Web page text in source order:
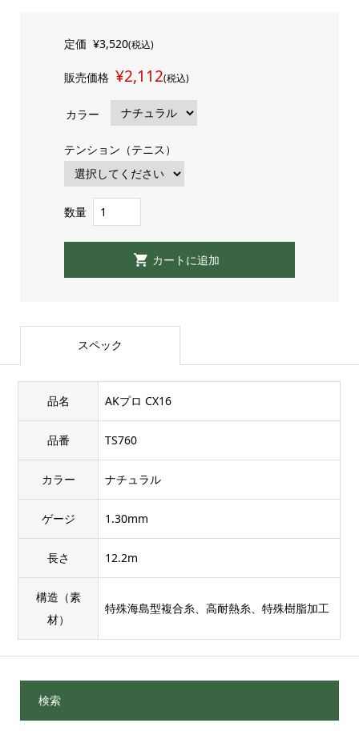
定価 ¥3,520(税込)
販売価格 ¥2,112(税込)
カラー
テンション（テニス）
数量
スペック
品名 AKプロ CX16
品番 TS760
カラー ナチュラル
ゲージ 1.30mm
長さ 12.2m
構造（素
材）
特殊海島型複合糸、高耐熱糸、特殊樹脂加工
検索